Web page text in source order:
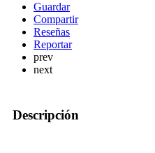
Guardar
Compartir
Reseñas
Reportar
prev
next
Descripción